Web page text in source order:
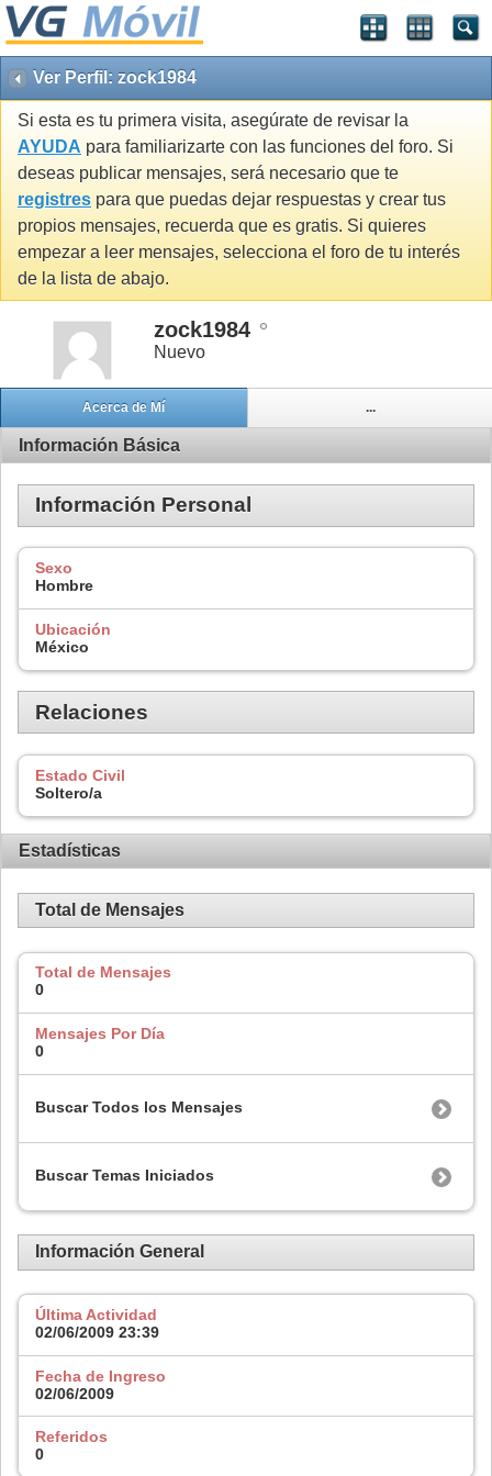
Ver Perfil: zock1984
Si esta es tu primera visita, asegúrate de revisar la
AYUDA para familiarizarte con las funciones del foro. Si
deseas publicar mensajes, será necesario que te
registres para que puedas dejar respuestas y crear tus
propios mensajes, recuerda que es gratis. Si quieres
empezar a leer mensajes, selecciona el foro de tu interés
de la lista de abajo.
zock1984
Nuevo
Acerca de Mí ...
Información Básica
Información Personal
Sexo
Hombre
Ubicación
México
Relaciones
Estado Civil
Soltero/a
Estadísticas
Total de Mensajes
Total de Mensajes
0
Mensajes Por Día
0
Buscar Todos los Mensajes
Buscar Temas Iniciados
Información General
Última Actividad
02/06/2009 23:39
Fecha de Ingreso
02/06/2009
Referidos
0